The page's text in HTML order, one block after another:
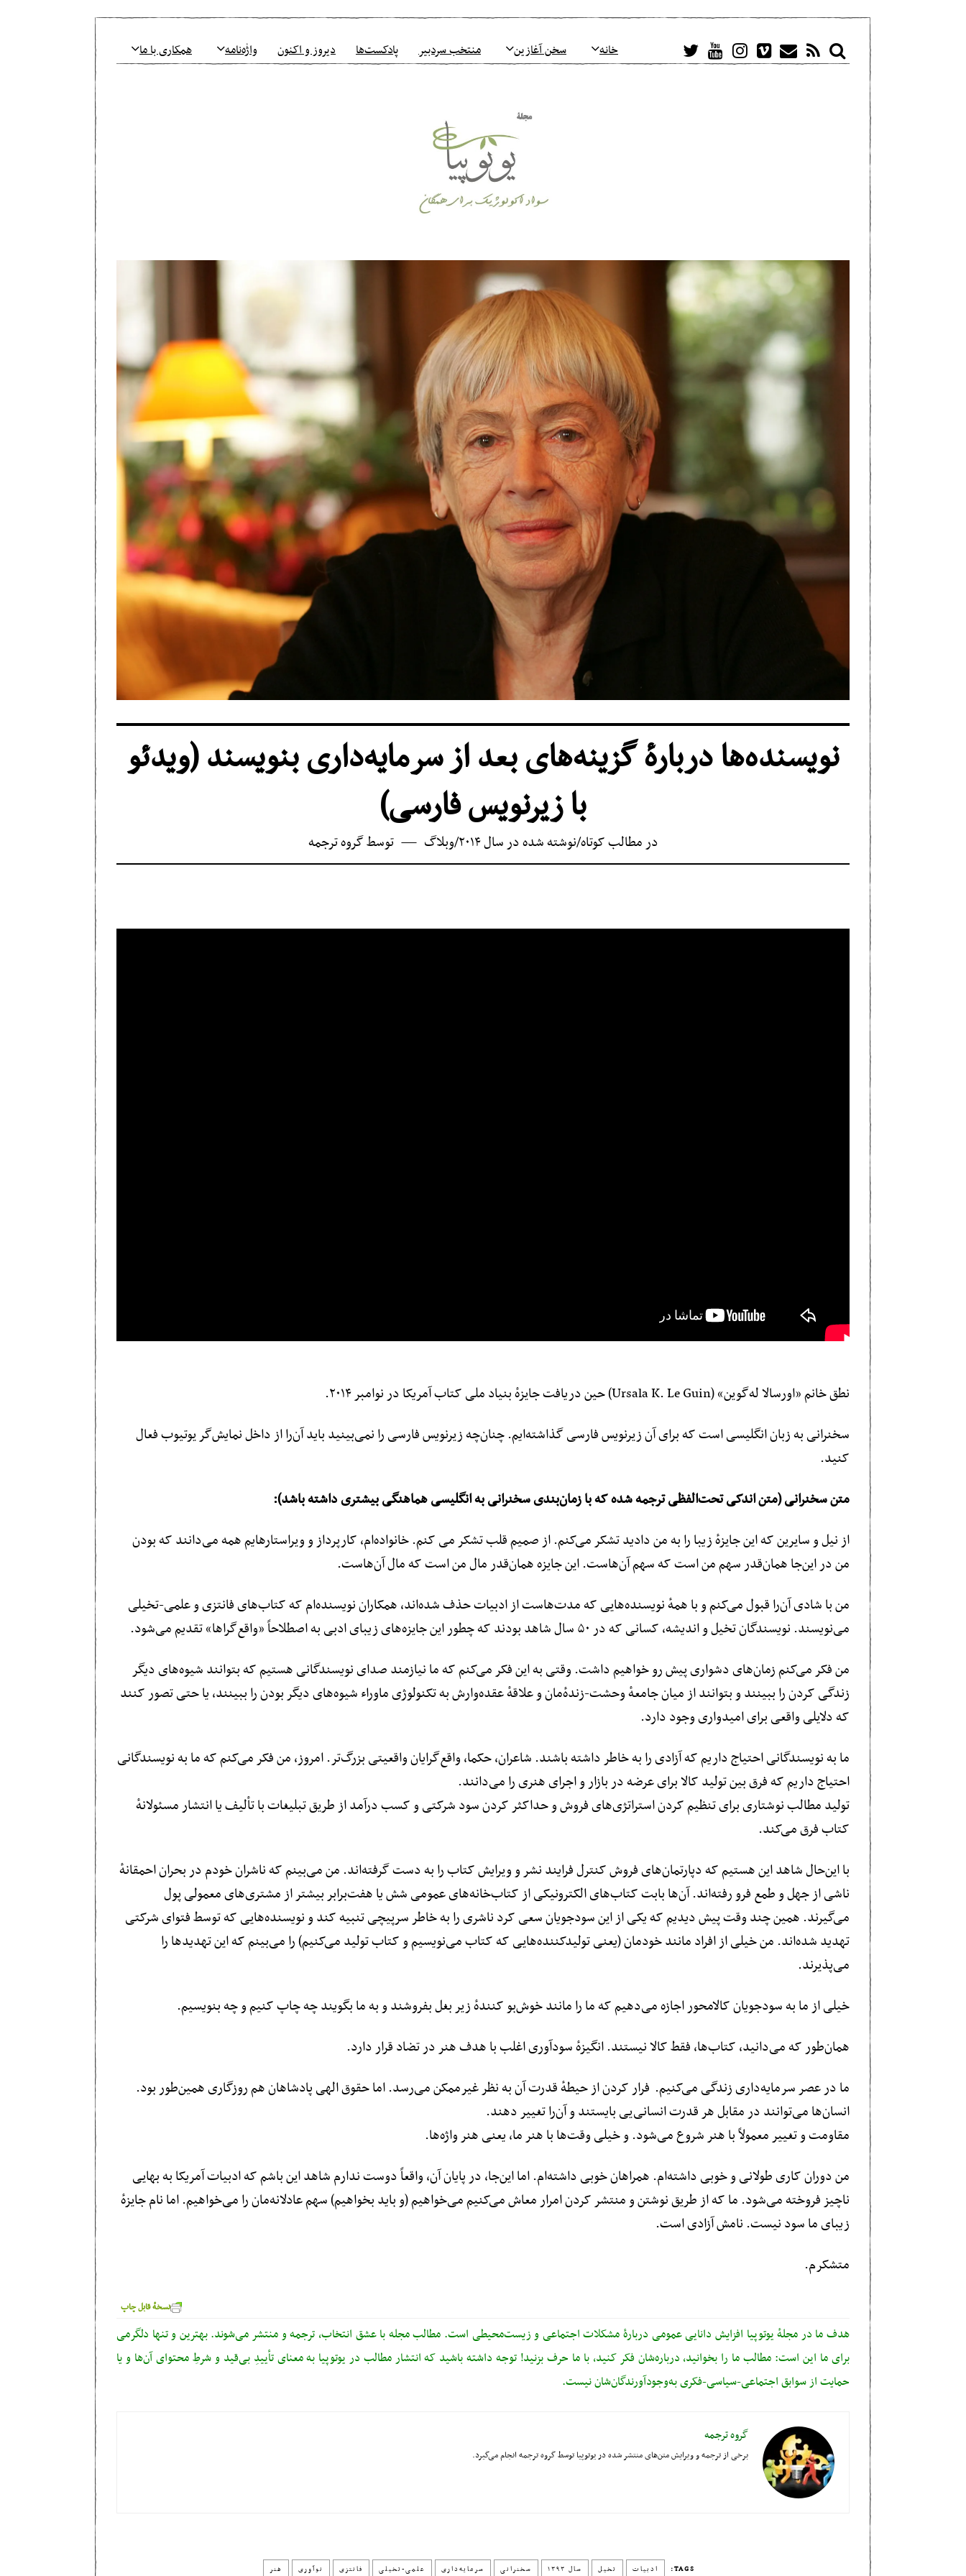
همکاری با ما واژٰه‌نامه دیروز و اکنون پادکست‌ها منتخب سردبیر سخن آغازین خانه
نویسنده‌ها دربارهٔ گزینه‌های بعد از سرمایه‌داری بنویسند (ویدئو
با زیرنویس فارسی)
درمطالب کوتاه/نوشته شده در سال ۲۰۱۴ /وبلاگ توسطگروه ترجمه
نطق خانم «اورسالا له‌گوین» (Ursala K. Le Guin) حین دریافت جایزهٔ بنیاد ملی کتاب آمریکا در نوامبر ۲۰۱۴.
سخنرانی به زبان انگلیسی است که برای آن زیرنویس فارسی گذاشته‌ایم. چنان‌چه زیرنویس فارسی را نمی‌بینید باید آن‌را از داخل نمایش‌گر یوتیوب فعال
کنید.
متن سخنرانی (متن اندکی تحت‌الفظی ترجمه شده که با زمان‌بندی سخنرانی به انگلیسی هماهنگی بیشتری داشته باشد):
از نیل و سایرین که این جایزهٔ زیبا را به من دادید تشکر می‌کنم. از صمیم قلب تشکر می کنم. خانواده‌ام، کارپرداز و ویراستارهایم همه می‌دانند که بودن
من در این‌جا همان‌قدر سهم من است که سهم آن‌هاست. این جایزه همان‌قدر مال من است که مال آن‌هاست.
من با شادی آن‌را قبول می‌کنم و با همهٔ نویسنده‌هایی که مدت‌هاست از ادبیات حذف شده‌اند، همکاران نویسنده‌ام که کتاب‌های فانتزی و علمی-تخیلی
می‌نویسند. نویسندگان تخیل و اندیشه، کسانی که در ۵۰ سال شاهد بودند که چطور این جایزه‌های زیبای ادبی به اصطلاحاً «واقع‌گراها» تقدیم می‌شود.
من فکر می‌کنم زمان‌های دشواری پیش رو خواهیم داشت. وقتی به این فکر می‌کنم که ما نیازمند صدای نویسندگانی هستیم که بتوانند شیوه‌های دیگر
زندگی کردن را ببینند و بتوانند از میان جامعهٔ وحشت-زنده‌ٔ‌مان و علاقهٔ عقده‌وارش به تکنولوژی ماوراء شیوه‌های دیگر بودن را ببینند، یا حتی تصور کنند
که دلایلی واقعی برای امیدواری وجود دارد.
ما به نویسندگانی احتیاج داریم که آزادی را به خاطر داشته باشند. شاعران، حکما، واقع‌گرایان واقعیتی بزرگ‌تر. امروز، من فکر می‌کنم که ما به نویسندگانی
احتیاج داریم که فرق بین تولید کالا برای عرضه در بازار و اجرای هنری را می‌دانند.
تولید مطالب نوشتاری برای تنظیم کردن استراتژی‌های فروش و حداکثر کردن سود شرکتی و کسب درآمد از طریق تبلیغات با تألیف یا انتشار مسئولانهٔ
کتاب فرق می‌کند.
با این‌حال شاهد این هستیم که دپارتمان‌های فروش کنترل فرایند نشر و ویرایش کتاب را به دست گرفته‌اند. من می‌بینم که ناشران خودم در بحران احمقانهٔ
ناشی از جهل و طمع فرو رفته‌اند. آن‌ها بابت کتاب‌های الکترونیکی از کتاب‌خانه‌های عمومی شش یا هفت‌برابر بیشتر از مشتری‌های معمولی پول
می‌گیرند. همین چند وقت پیش دیدیم که یکی از این سودجویان سعی کرد ناشری را به خاطر سرپیچی تنبیه کند و نویسنده‌هایی که توسط فتوای شرکتی
تهدید شده‌اند. من خیلی از افراد مانند خودمان (یعنی تولیدکننده‌هایی که کتاب می‌نویسیم و کتاب تولید می‌کنیم) را می‌بینم که این تهدیدها را
می‌پذیرند.
خیلی از ما به سودجویان کالامحور اجازه می‌دهیم که ما را مانند خوش‌بو کنندهٔ زیر بغل بفروشند و به ما بگویند چه چاپ کنیم و چه بنویسیم.
همان‌طور که می‌دانید، کتاب‌ها، فقط کالا نیستند. انگیزهٔ سودآوری اغلب با هدف هنر در تضاد قرار دارد.
ما در عصر سرمایه‌داری زندگی می‌کنیم. فرار کردن از حیطهٔ قدرت آن به نظر غیرممکن می‌رسد. اما حقوق الهی پادشاهان هم روزگاری همین‌طور بود.
انسان‌ها می‌توانند در مقابل هر قدرت انسانی‌یی بایستند و آن‌را تغییر دهند.
مقاومت و تغییر معمولاً با هنر شروع می‌شود. و خیلی وقت‌ها با هنر ما، یعنی هنر واژه‌ها.
من دوران کاری طولانی و خوبی داشته‌ام. همراهان خوبی داشته‌ام. اما این‌جا، در پایان آن، واقعاً دوست ندارم شاهد این باشم که ادبیات آمریکا به بهایی
ناچیز فروخته می‌شود. ما که از طریق نوشتن و منتشر کردن امرار معاش می‌کنیم می‌خواهیم (و باید بخواهیم) سهم عادلانه‌مان را می‌خواهیم. اما نام جایزهٔ
زیبای ما سود نیست. نامش آزادی است.
متشکرم.
نسخهٔ قابل چاپ
هدف ما در مجلهٔ یوتوپیا افزایش دانایی عمومی دربارهٔ مشکلات اجتماعی و زیست‌محیطی است. مطالب مجله با عشق انتخاب، ترجمه و منتشر می‌شوند. بهترین و تنها دلگرمی
برای ما این است: مطالب ما را بخوانید، درباره‌شان فکر کنید، با ما حرف بزنید! توجه داشته باشید که انتشار مطالب در یوتوپیا به معنای تأییدِ بی‌قید‌ و شرطِ محتوای آن‌ها و یا
حمایت از سوابق اجتماعی-سیاسی-فکری به‌وجودآورندگان‌شان نیست.
گروه ترجمه
برخی از ترجمه و ویرایش متن‌های منتشر شده در یوتوپیا توسط گروه ترجمه انجام می‌گیرد.
TAGS: ادبیات تخیل سال ۱۳۹۳ سخنرانی سرمایه‌داری علمی-تخیلی فانتزی نوآوری هنر